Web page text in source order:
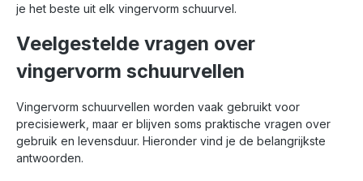
je het beste uit elk vingervorm schuurvel.
Veelgestelde vragen over
vingervorm schuurvellen
Vingervorm schuurvellen worden vaak gebruikt voor
precisiewerk, maar er blijven soms praktische vragen over
gebruik en levensduur. Hieronder vind je de belangrijkste
antwoorden.